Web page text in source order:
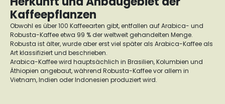
Kaffeepflanzen
Obwohl es über 100 Kaffeearten gibt, entfallen auf Arabica- und
Robusta-Kaffee etwa 99 % der weltweit gehandelten Menge.
Robusta ist älter, wurde aber erst viel später als Arabica-Kaffee als
Art klassifiziert und beschrieben.
Arabica-Kaffee wird hauptsächlich in Brasilien, Kolumbien und
Äthiopien angebaut, während Robusta-Kaffee vor allem in
Vietnam, Indien oder Indonesien produziert wird.